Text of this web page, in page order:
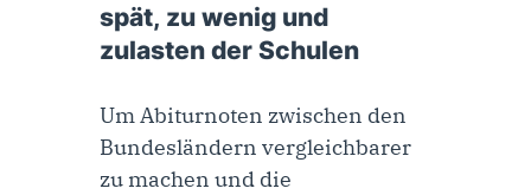
spät, zu wenig und
zulasten der Schulen
Um Abiturnoten zwischen den
Bundesländern vergleichbarer
zu machen und die